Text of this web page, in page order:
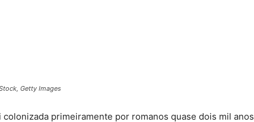
Getty Images
primeiramente por romanos quase dois mil anos